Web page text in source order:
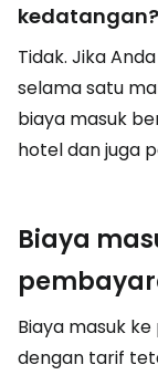
kedatangan?
Tidak. Jika
selama satu
biaya masuk
hotel dan juga
Biaya
Biaya masuk
dengan tarif